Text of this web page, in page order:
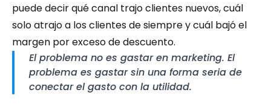
puede decir qué canal trajo clientes nuevos, cuál
solo atrajo a los clientes de siempre y cuál bajó el
margen por exceso de descuento.
El problema no es gastar en marketing. El
problema es gastar sin una forma seria de
conectar el gasto con la utilidad.